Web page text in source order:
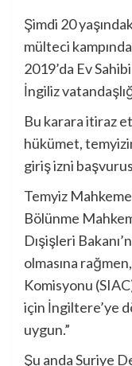
Şimdi 20
mülteci
2019’da Ev
İngiliz
Bu karara itiraz
hükümet,
giriş izni
Temyiz
Bölünme
Dışişleri
olmasına
Komisyonu
için İngiltere’ye
uygun.”
Şu anda Suriye